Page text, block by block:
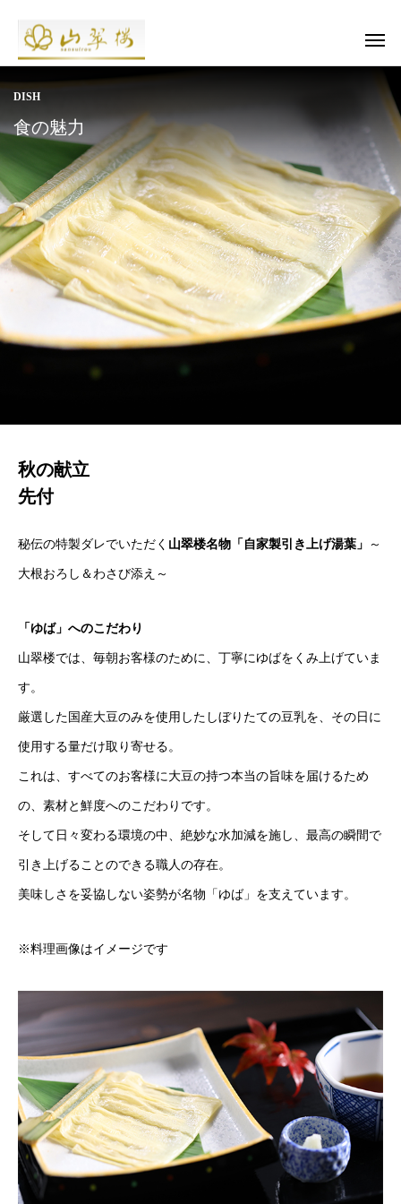
DISH
食の魅力
秋の献立
先付
秘伝の特製ダレでいただく 山翠楼名物「自家製引き上げ湯葉」 ～
大根おろし＆わさび添え～
「ゆば」へのこだわり
山翠楼では、毎朝お客様のために、丁寧にゆばをくみ上げていま
す。
厳選した国産大豆のみを使用したしぼりたての豆乳を、その日に
使用する量だけ取り寄せる。
これは、すべてのお客様に大豆の持つ本当の旨味を届けるため
の、素材と鮮度へのこだわりです。
そして日々変わる環境の中、絶妙な水加減を施し、最高の瞬間で
引き上げることのできる職人の存在。
美味しさを妥協しない姿勢が名物「ゆば」を支えています。
※料理画像はイメージです